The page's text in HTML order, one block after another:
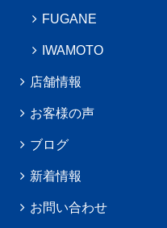
FUGANE
IWAMOTO
店舗情報
お客様の声
ブログ
新着情報
お問い合わせ